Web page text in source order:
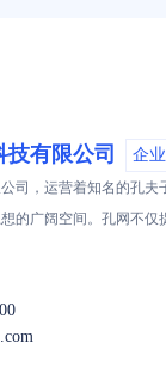
有限公司 企业
司，运营着知名的孔
的广阔空间。孔网不